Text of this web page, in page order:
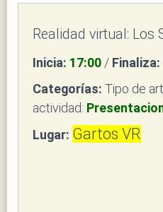
Realidad virtual: Los
Inicia: 17:00 / Finaliza:
Categorías: Tipo de
actividad:
Lugar: Gartos VR